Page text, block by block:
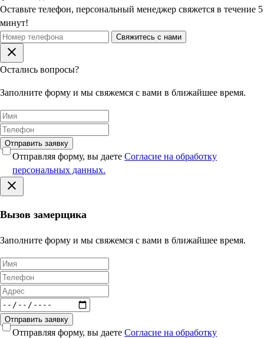
Оставьте телефон, персональный менеджер свяжется в течение 5
минут!
Свяжитесь с нами
Остались вопросы?
Заполните форму и мы свяжемся с вами в ближайшее время.
Отправить заявку
Отправляя форму, вы даетеСогласие на обработку
персональных данных.
Вызов замерщика
Заполните форму и мы свяжемся с вами в ближайшее время.
Отправить заявку
Отправляя форму, вы даетеСогласие на обработку